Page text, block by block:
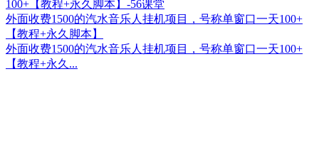
外面收费1500的汽水音乐人挂机项目，号称单窗口一天100+
【教程+永久脚本】
外面收费1500的汽水音乐人挂机项目，号称单窗口一天100+
【教程+永久...